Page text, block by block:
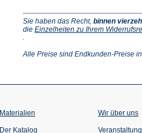
Sie haben das Recht, binnen
die Einzelheiten zu Ihrem
einem
.
Alle Preise sind Endkunden-Preise
Materialien
Der Katalog
Wir über uns